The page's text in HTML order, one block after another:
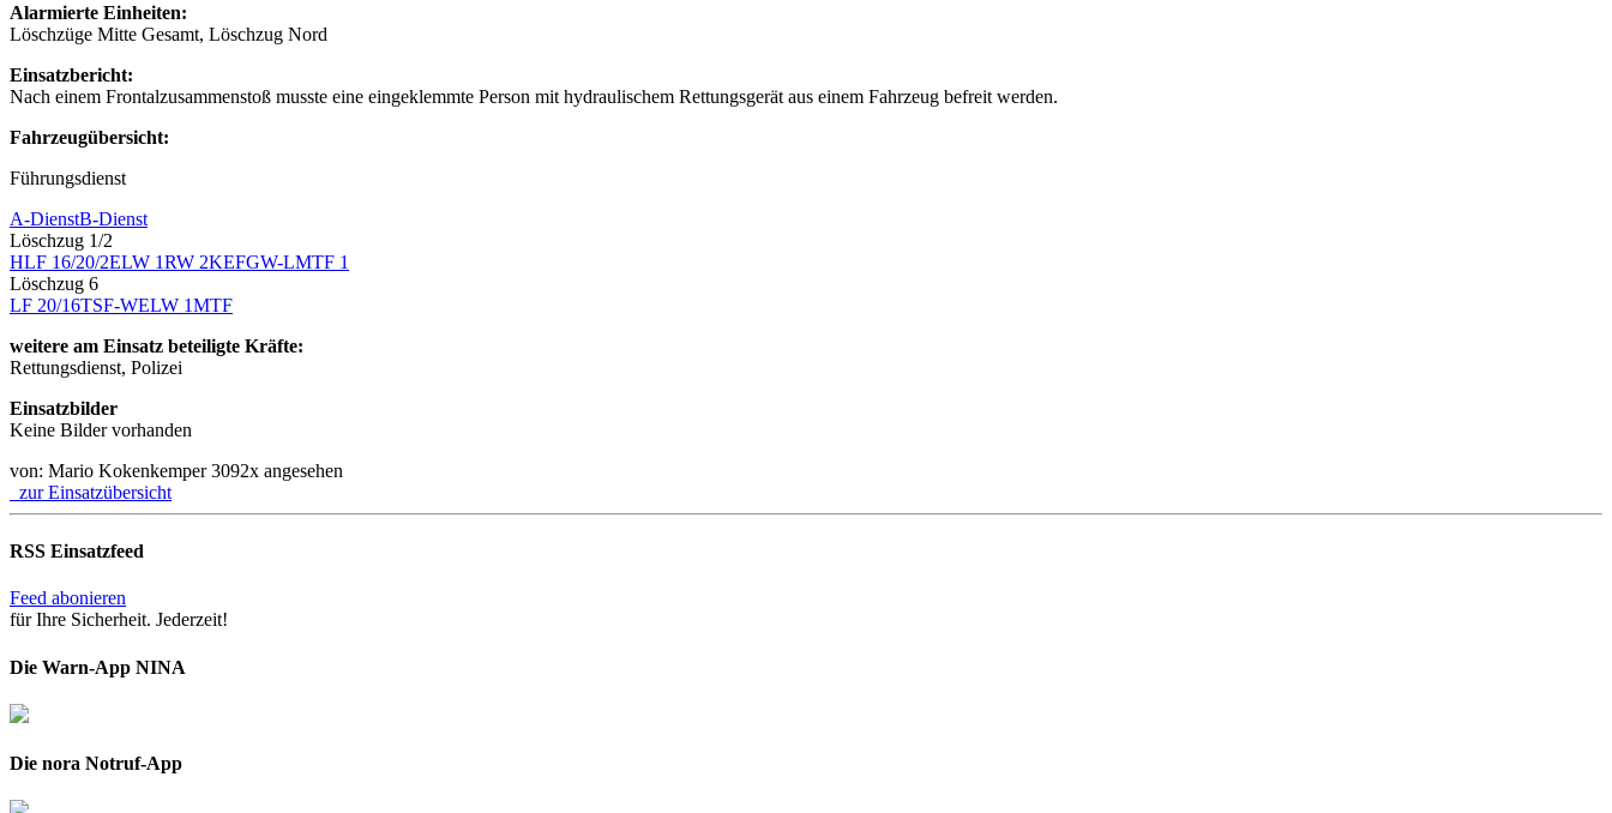
Alarmierte Einheiten:
Löschzüge Mitte Gesamt, Löschzug Nord
Einsatzbericht:
Nach einem Frontalzusammenstoß musste eine eingeklemmte Person mit hydraulischem Rettungsgerät aus einem Fahrzeug befreit werden.
Fahrzeugübersicht:
Führungsdienst
A-DienstB-Dienst
Löschzug 1/2
HLF 16/20/2ELW 1RW 2KEFGW-LMTF 1
Löschzug 6
LF 20/16TSF-WELW 1MTF
weitere am Einsatz beteiligte Kräfte:
Rettungsdienst, Polizei
Einsatzbilder
Keine Bilder vorhanden
von: Mario Kokenkemper3092x angesehen
zur Einsatzübersicht
RSS Einsatzfeed
Feed abonieren
für Ihre Sicherheit. Jederzeit!
Die Warn-App NINA
Die nora Notruf-App